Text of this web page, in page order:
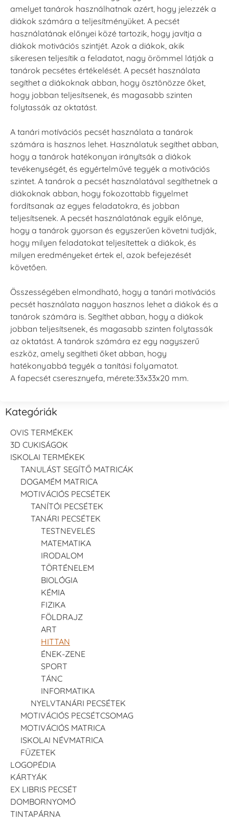
amelyet tanárok használhatnak azért, hogy jelezzék a
diákok számára a teljesítményüket. A pecsét
használatának előnyei közé tartozik, hogy javítja a
diákok motivációs szintjét. Azok a diákok, akik
sikeresen teljesítik a feladatot, nagy örömmel látják a
tanárok pecsétes értékelését. A pecsét használata
segíthet a diákoknak abban, hogy ösztönözze őket,
hogy jobban teljesítsenek, és magasabb szinten
folytassák az oktatást.
A tanári motívációs pecsét használata a tanárok
számára is hasznos lehet. Használatuk segíthet abban,
hogy a tanárok hatékonyan irányítsák a diákok
tevékenységét, és egyértelművé tegyék a motivációs
szintet. A tanárok a pecsét használatával segíthetnek a
diákoknak abban, hogy fokozottabb figyelmet
fordítsanak az egyes feladatokra, és jobban
teljesítsenek. A pecsét használatának egyik előnye,
hogy a tanárok gyorsan és egyszerűen követni tudják,
hogy milyen feladatokat teljesítettek a diákok, és
milyen eredményeket értek el, azok befejezését
követően.
Összességében elmondható, hogy a tanári motívációs
pecsét használata nagyon hasznos lehet a diákok és a
tanárok számára is. Segíthet abban, hogy a diákok
jobban teljesítsenek, és magasabb szinten folytassák
az oktatást. A tanárok számára ez egy nagyszerű
eszköz, amely segítheti őket abban, hogy
hatékonyabbá tegyék a tanítási folyamatot.
A fapecsét cseresznyefa, mérete:33x33x20 mm.
Kategóriák
OVIS TERMÉKEK
3D CUKISÁGOK
ISKOLAI TERMÉKEK
TANULÁST SEGÍTŐ MATRICÁK
DOGAMÉM MATRICA
MOTIVÁCIÓS PECSÉTEK
TANÍTÓI PECSÉTEK
TANÁRI PECSÉTEK
TESTNEVELÉS
MATEMATIKA
IRODALOM
TÖRTÉNELEM
BIOLÓGIA
KÉMIA
FIZIKA
FÖLDRAJZ
ART
HITTAN
ÉNEK-ZENE
SPORT
TÁNC
INFORMATIKA
NYELVTANÁRI PECSÉTEK
MOTIVÁCIÓS PECSÉTCSOMAG
MOTIVÁCIÓS MATRICA
ISKOLAI NÉVMATRICA
FÜZETEK
LOGOPÉDIA
KÁRTYÁK
EX LIBRIS PECSÉT
DOMBORNYOMÓ
TINTAPÁRNA